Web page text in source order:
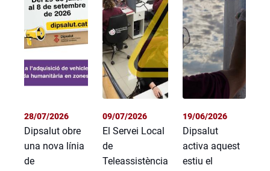
28/07/2026
Dipsalut obre
una nova línia
de
09/07/2026
El Servei Local
de
Teleassistència
19/06/2026
Dipsalut
activa aquest
estiu el